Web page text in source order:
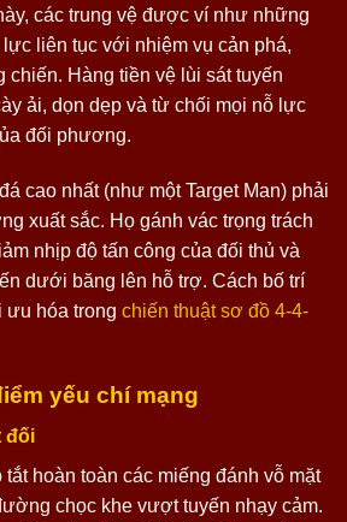
các trung vệ được ví như những
liên tục với nhiệm vụ cản phá,
chiến. Hàng tiền vệ lùi sát tuyến
ải, dọn dẹp và từ chối mọi nỗ lực
đối phương.
cao nhất (như một Target Man) phải
xuất sắc. Họ gánh vác trọng trách
nhịp độ tấn công của đối thủ và
dưới băng lên hỗ trợ. Cách bố trí
hóa trong chiến thuật sơ đồ 4-4-
yếu chí mạng
đối
tắt hoàn toàn các miếng đánh vỗ mặt
chọc khe vượt tuyến nhạy cảm.